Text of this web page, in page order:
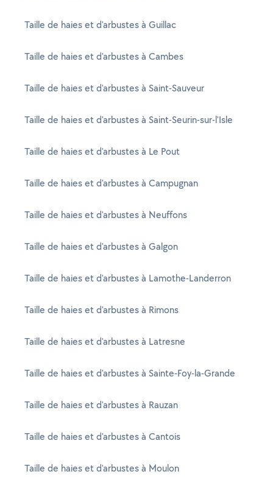
Taille de haies et d'arbustes à Guillac
Taille de haies et d'arbustes à Cambes
Taille de haies et d'arbustes à Saint-Sauveur
Taille de haies et d'arbustes à Saint-Seurin-sur-l'Isle
Taille de haies et d'arbustes à Le Pout
Taille de haies et d'arbustes à Campugnan
Taille de haies et d'arbustes à Neuffons
Taille de haies et d'arbustes à Galgon
Taille de haies et d'arbustes à Lamothe-Landerron
Taille de haies et d'arbustes à Rimons
Taille de haies et d'arbustes à Latresne
Taille de haies et d'arbustes à Sainte-Foy-la-Grande
Taille de haies et d'arbustes à Rauzan
Taille de haies et d'arbustes à Cantois
Taille de haies et d'arbustes à Moulon